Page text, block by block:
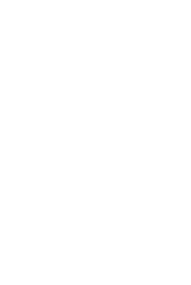
to intuitively
stability and comfort